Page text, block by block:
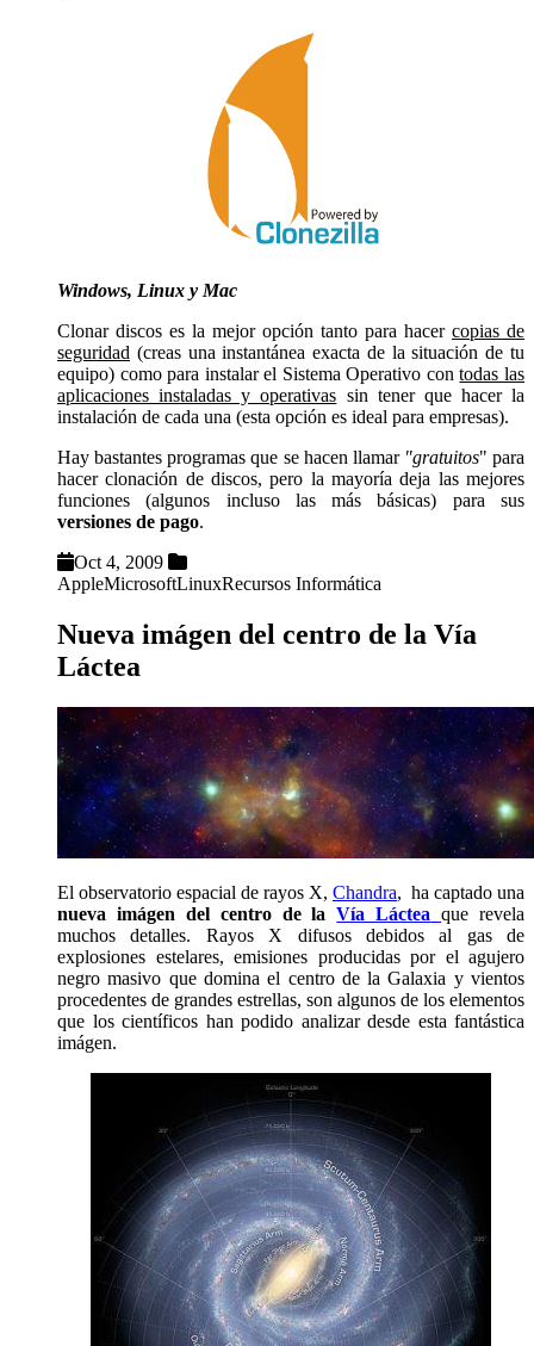
Windows, Linux y Mac
Clonar discos es la mejor opción tanto para hacer copias de
seguridad (creas una instantánea exacta de la situación de tu
equipo) como para instalar el Sistema Operativo contodas las
aplicaciones instaladas y operativas sin tener que hacer la
instalación de cada una (esta opción es ideal para empresas).
Hay bastantes programas que se hacen llamar "gratuitos" para
hacer clonación de discos, pero la mayoría deja las mejores
funciones (algunos incluso las más básicas) para sus
versiones de pago.
Oct 4, 2009
AppleMicrosoftLinuxRecursos Informática
Nueva imágen del centro de la Vía
Láctea
El observatorio espacial de rayos X, Chandra, ha captado una
nueva imágen del centro de laVía Láctea que revela
muchos detalles. Rayos X difusos debidos al gas de
explosiones estelares, emisiones producidas por el agujero
negro masivo que domina el centro de la Galaxia y vientos
procedentes de grandes estrellas, son algunos de los elementos
que los científicos han podido analizar desde esta fantástica
imágen.